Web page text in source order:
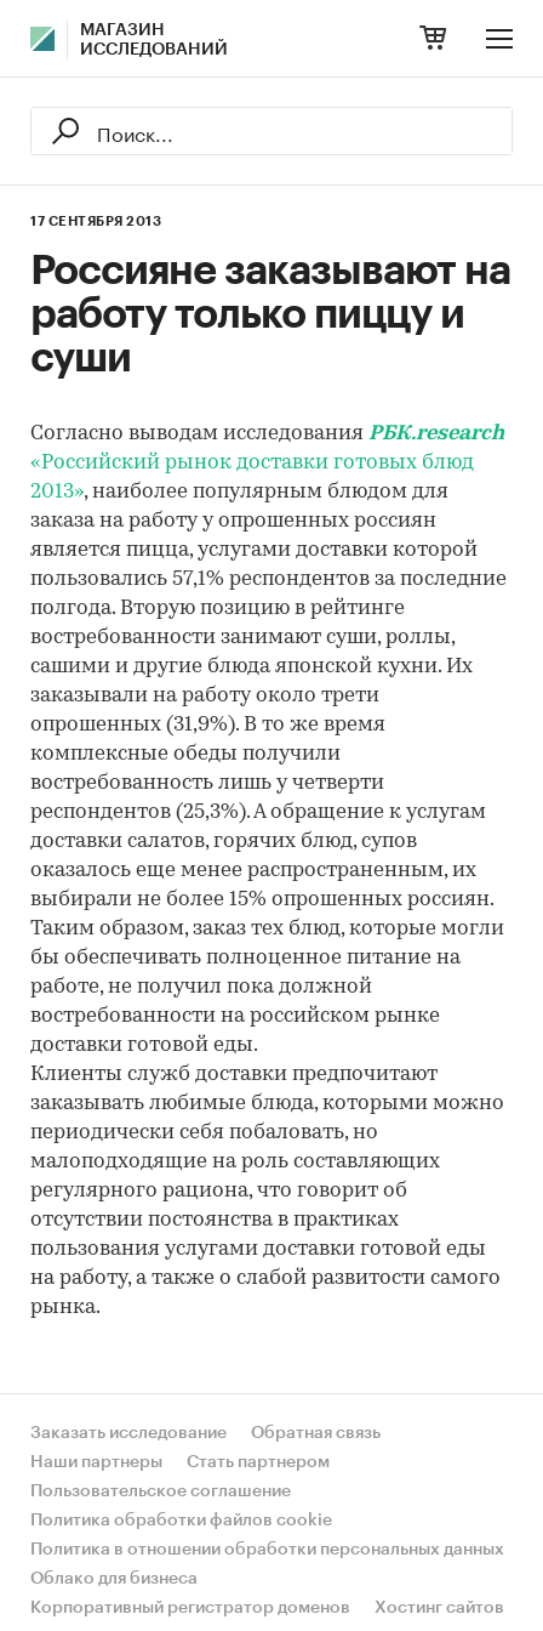
МАГАЗИН
ИССЛЕДОВАНИЙ
17 СЕНТЯБРЯ 2013
Россияне заказывают на
работу только пиццу и
суши
Согласно выводам исследования РБК.research
«Российский рынок доставки готовых блюд
2013», наиболее популярным блюдом для
заказа на работу у опрошенных россиян
является пицца, услугами доставки которой
пользовались 57,1% респондентов за последние
полгода. Вторую позицию в рейтинге
востребованности занимают суши, роллы,
сашими и другие блюда японской кухни. Их
заказывали на работу около трети
опрошенных (31,9%). В то же время
комплексные обеды получили
востребованность лишь у четверти
респондентов (25,3%). А обращение к услугам
доставки салатов, горячих блюд, супов
оказалось еще менее распространенным, их
выбирали не более 15% опрошенных россиян.
Таким образом, заказ тех блюд, которые могли
бы обеспечивать полноценное питание на
работе, не получил пока должной
востребованности на российском рынке
доставки готовой еды.
Клиенты служб доставки предпочитают
заказывать любимые блюда, которыми можно
периодически себя побаловать, но
малоподходящие на роль составляющих
регулярного рациона, что говорит об
отсутствии постоянства в практиках
пользования услугами доставки готовой еды
на работу, а также о слабой развитости самого
рынка.
Заказать исследование
Обратная связь
Наши партнеры
Стать партнером
Пользовательское соглашение
Политика обработки файлов cookie
Политика в отношении обработки персональных данных
Облако для бизнеса
Корпоративный регистратор доменов
Хостинг сайтов